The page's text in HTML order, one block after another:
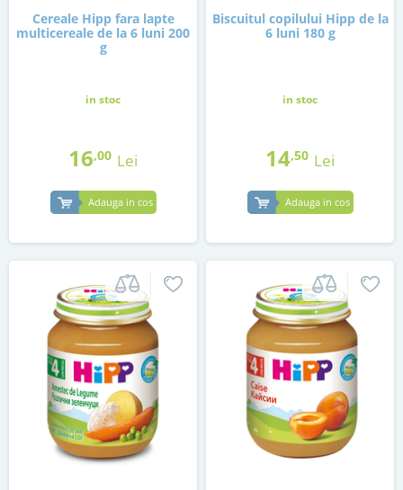
Cereale Hipp fara lapte
multicereale de la 6 luni 200
g
in stoc
16,00 Lei
Adauga in cos
Biscuitul copilului Hipp de la
6 luni 180 g
in stoc
14,50 Lei
Adauga in cos